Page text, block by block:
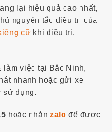
lại hiệu quả cao nhất,
nguyên tắc điều trị của
cữ khi điều trị.
làm việc tại Bắc Ninh,
nhanh hoặc gửi xe
sử dụng.
hoặc nhắn zalo để được